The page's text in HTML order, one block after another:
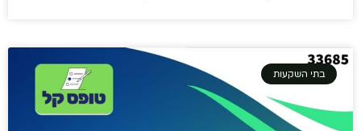
בתי השקעות